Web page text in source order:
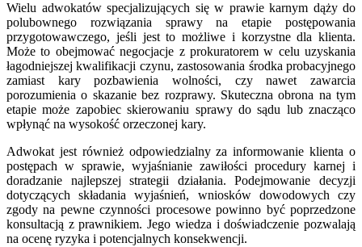
Wielu adwokatów specjalizujących się w prawie karnym dąży do
polubownego rozwiązania sprawy na etapie postępowania
przygotowawczego, jeśli jest to możliwe i korzystne dla klienta.
Może to obejmować negocjacje z prokuratorem w celu uzyskania
łagodniejszej kwalifikacji czynu, zastosowania środka probacyjnego
zamiast kary pozbawienia wolności, czy nawet zawarcia
porozumienia o skazanie bez rozprawy. Skuteczna obrona na tym
etapie może zapobiec skierowaniu sprawy do sądu lub znacząco
wpłynąć na wysokość orzeczonej kary.
Adwokat jest również odpowiedzialny za informowanie klienta o
postępach w sprawie, wyjaśnianie zawiłości procedury karnej i
doradzanie najlepszej strategii działania. Podejmowanie decyzji
dotyczących składania wyjaśnień, wniosków dowodowych czy
zgody na pewne czynności procesowe powinno być poprzedzone
konsultacją z prawnikiem. Jego wiedza i doświadczenie pozwalają
na ocenę ryzyka i potencjalnych konsekwencji.